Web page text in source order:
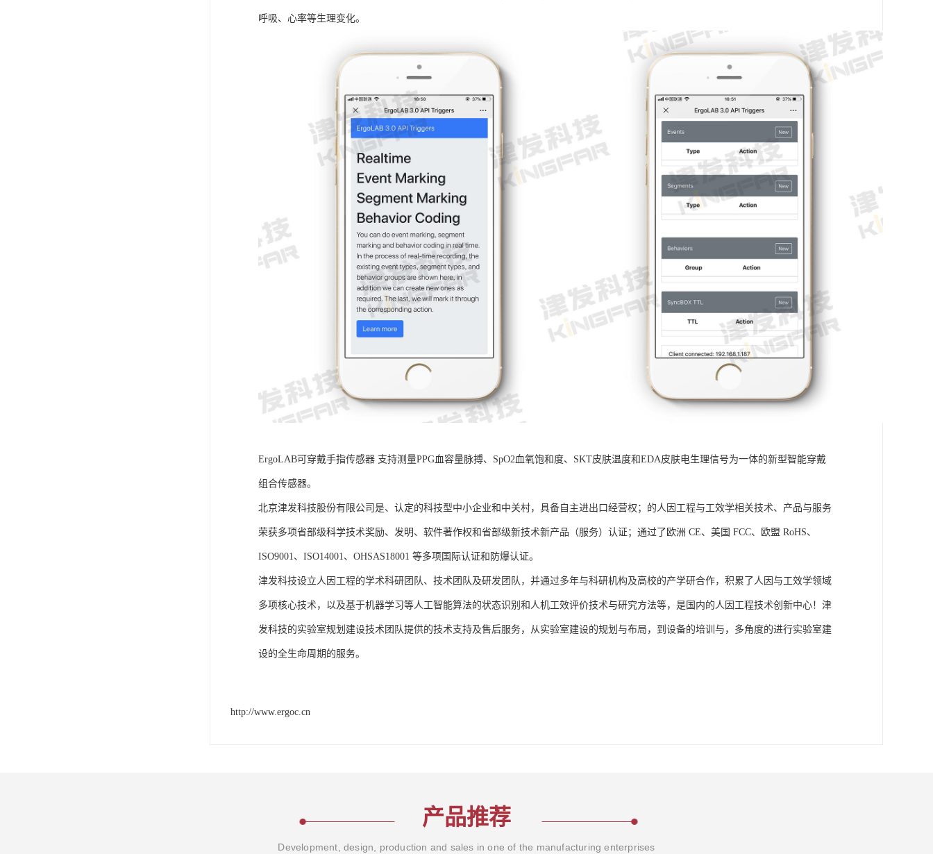
呼吸、心率等生理变化。
ErgoLAB可穿戴手指传感器 支持测量PPG血容量脉搏、SpO2血氧饱和度、SKT皮肤温度和EDA皮肤电生理信号为一体的新型智能穿戴
组合传感器。
北京津发科技股份有限公司是、认定的科技型中小企业和中关村，具备自主进出口经营权；的人因工程与工效学相关技术、产品与服务
荣获多项省部级科学技术奖励、发明、软件著作权和省部级新技术新产品（服务）认证；通过了欧洲 CE、美国 FCC、欧盟 RoHS、
ISO9001、ISO14001、OHSAS18001 等多项国际认证和防爆认证。
津发科技设立人因工程的学术科研团队、技术团队及研发团队，并通过多年与科研机构及高校的产学研合作，积累了人因与工效学领域
多项核心技术，以及基于机器学习等人工智能算法的状态识别和人机工效评价技术与研究方法等，是国内的人因工程技术创新中心！津
发科技的实验室规划建设技术团队提供的技术支持及售后服务，从实验室建设的规划与布局，到设备的培训与，多角度的进行实验室建
设的全生命周期的服务。
http://www.ergoc.cn
产品推荐
Development, design, production and sales in one of the manufacturing enterprises